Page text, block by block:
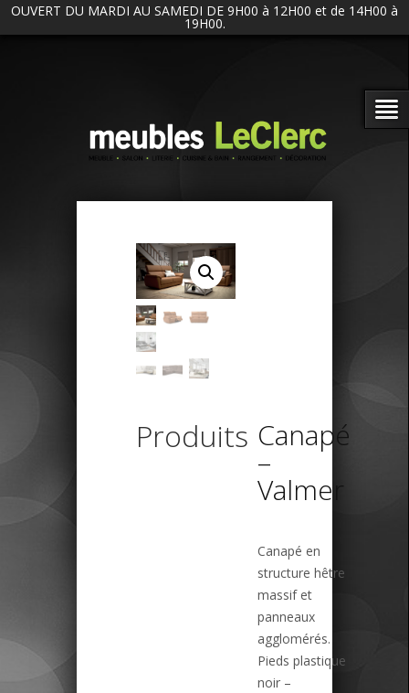
OUVERT DU MARDI AU SAMEDI DE 9H00 à 12H00 et de 14H00 à
19H00.
Canapé
–
Valmer
Canapé en
structure hêtre
massif et
panneaux
agglomérés.
Pieds plastique
noir –
Produits